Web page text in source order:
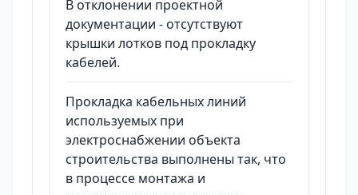
В отклонении проектной
документации - отсутствуют
крышки лотков под прокладку
кабелей.
Прокладка кабельных линий
используемых при
электроснабжении объекта
строительства выполнены так, что
в процессе монтажа и